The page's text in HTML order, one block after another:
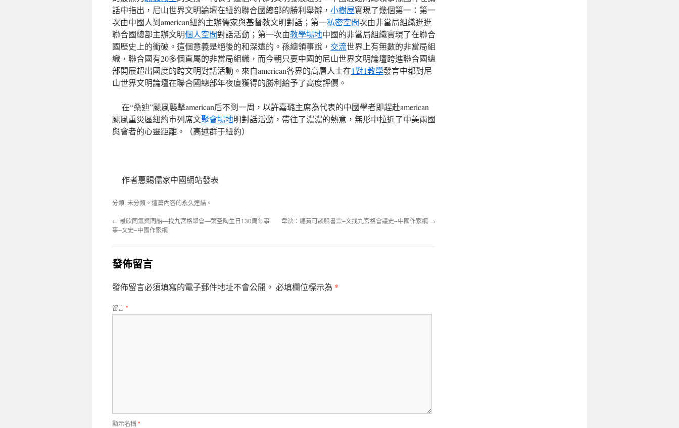
話中指出，尼山世界文明論壇在紐約聯合國總部的勝利舉辦， 小樹屋實現了幾個第一：第一
次由中國人到american紐約主辦儒家與基督教文明對話；第一私密空間次由非當局組織進進
聯合國總部主辦文明個人空間對話活動；第一次由教學場地中國的非當局組織實現了在聯合
國歷史上的衝破。這個意義是絕後的和深遠的。孫總領事說， 交流世界上有無數的非當局組
織，聯合國有20多個直屬的非當局組織，而今朝只要中國的尼山世界文明論壇跨進聯合國總
部開展超出國度的跨文明對話活動。來自american各界的高層人士在1對1教學發言中都對尼
山世界文明論壇在聯合國總部年夜廈獲得的勝利給予了高度評價。
在“桑迪”颶風襲擊american后不到一周，以許嘉璐主席為代表的中國學者即趕赴american
颶風重災區紐約市列席文聚會場地明對話活動，帶往了濃濃的熱意，無形中拉近了中美兩國
與會者的心靈距離。（高述群于紐約）
作者惠賜儒家中國網站發表
分類: 未分類。這篇內容的永久連結 。
← 最欣同氣與同船—找九宮格聚會—葉圣陶生日130周年事
事–文史–中國作家網
韋泱：聽黃可談躲書票–文找九宮格會議史–中國作家網 →
發佈留言
發佈留言必須填寫的電子郵件地址不會公開。 必填欄位標示為 *
留言*
顯示名稱*